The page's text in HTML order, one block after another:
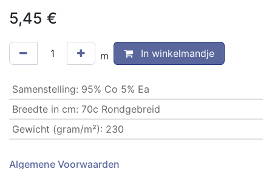
5,45 €
m In winkelmandje
Samenstelling: 95% Co 5% Ea
Breedte in cm: 70c Rondgebreid
Gewicht (gram/m²): 230
Algemene Voorwaarden